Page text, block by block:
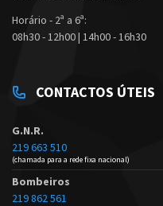
Horário - 2ª a 6ª:
08h30 - 12h00 | 14h00 - 16h30
CONTACTOS ÚTEIS
G.N.R.
219 663 510
(chamada para a rede fixa nacional)
Bombeiros
219 862 561